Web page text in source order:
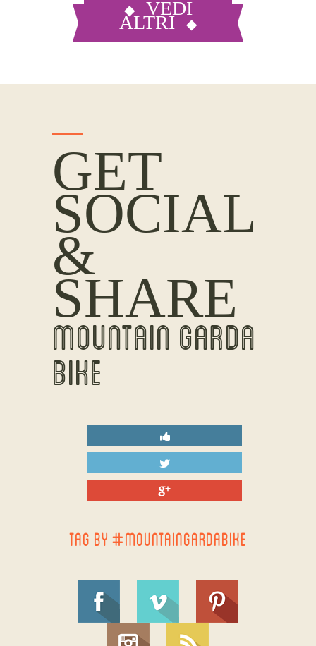
VEDI
ALTRI
GET
SOCIAL
&
SHARE
MOUNTAIN GARDA
BIKE
TAG BY #MOUNTAINGARDABIKE